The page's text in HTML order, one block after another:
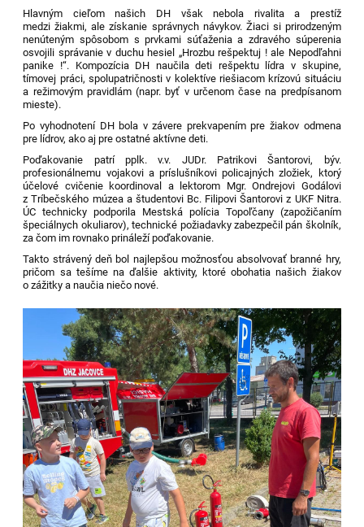
Hlavným cieľom našich DH však nebola rivalita a prestíž
medzi žiakmi, ale získanie správnych návykov. Žiaci si prirodzeným
nenúteným spôsobom s prvkami súťaženia a zdravého súperenia
osvojili správanie v duchu hesiel „Hrozbu rešpektuj ! ale Nepodľahni
panike !“. Kompozícia DH naučila deti rešpektu lídra v skupine,
tímovej práci, spolupatričnosti v kolektíve riešiacom krízovú situáciu
a režimovým pravidlám (napr. byť v určenom čase na predpísanom
mieste).
Po vyhodnotení DH bola v závere prekvapením pre žiakov odmena
pre lídrov, ako aj pre ostatné aktívne deti.
Poďakovanie patrí pplk. v.v. JUDr. Patrikovi Šantorovi, býv.
profesionálnemu vojakovi a príslušníkovi policajných zložiek, ktorý
účelové cvičenie koordinoval a lektorom Mgr. Ondrejovi Godálovi
z Tríbečského múzea a študentovi Bc. Filipovi Šantorovi z UKF Nitra.
ÚC technicky podporila Mestská polícia Topoľčany (zapožičaním
špeciálnych okuliarov), technické požiadavky zabezpečil pán školník,
za čom im rovnako prináleží poďakovanie.
Takto strávený deň bol najlepšou možnosťou absolvovať branné hry,
pričom sa tešíme na ďalšie aktivity, ktoré obohatia našich žiakov
o zážitky a naučia niečo nové.